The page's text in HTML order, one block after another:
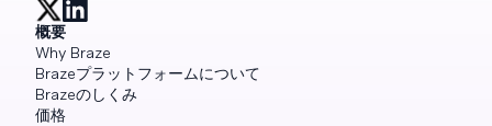
概要
Why Braze
Brazeプラットフォームについて
Brazeのしくみ
価格